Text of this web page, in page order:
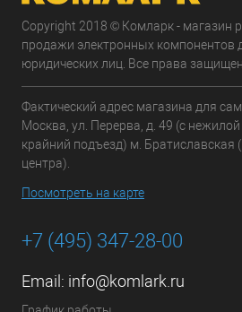
Copyright 2018 © Комларк - магазин
продажи электронных компонентов
юридических лиц. Все права
Фактический адрес магазина для
Москва, ул. Перерва, д. 49 (с
крайний подъезд) м. Братиславская
центра).
Посмотреть на карте
+7 (495) 347-28-00
Email: info@komlark.ru